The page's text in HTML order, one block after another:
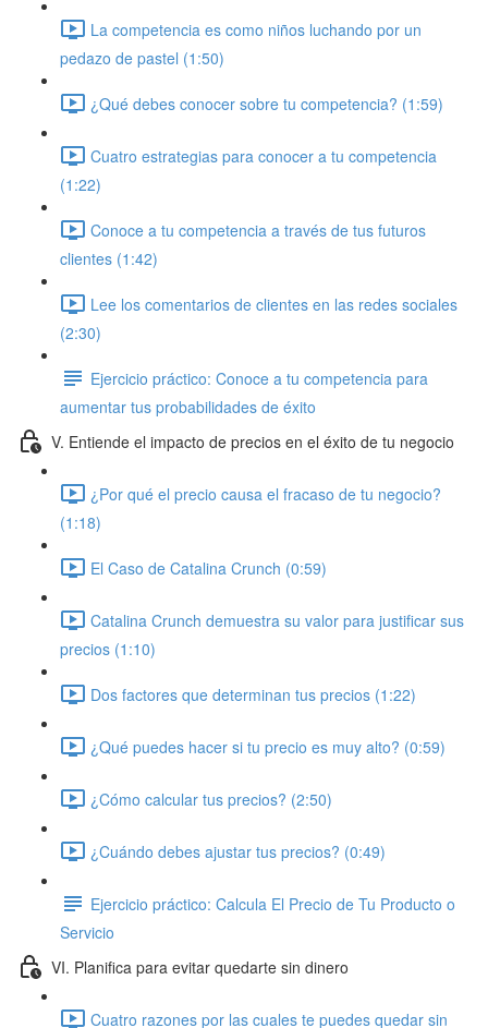
La competencia es como niños luchando por un
pedazo de pastel (1:50)
¿Qué debes conocer sobre tu competencia? (1:59)
Cuatro estrategias para conocer a tu competencia
(1:22)
Conoce a tu competencia a través de tus futuros
clientes (1:42)
Lee los comentarios de clientes en las redes sociales
(2:30)
Ejercicio práctico: Conoce a tu competencia para
aumentar tus probabilidades de éxito
V. Entiende el impacto de precios en el éxito de tu negocio
¿Por qué el precio causa el fracaso de tu negocio?
(1:18)
El Caso de Catalina Crunch (0:59)
Catalina Crunch demuestra su valor para justificar sus
precios (1:10)
Dos factores que determinan tus precios (1:22)
¿Qué puedes hacer si tu precio es muy alto? (0:59)
¿Cómo calcular tus precios? (2:50)
¿Cuándo debes ajustar tus precios? (0:49)
Ejercicio práctico: Calcula El Precio de Tu Producto o
Servicio
VI. Planifica para evitar quedarte sin dinero
Cuatro razones por las cuales te puedes quedar sin